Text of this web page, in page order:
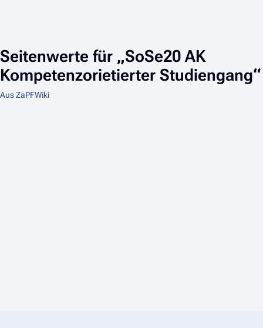
Seitenwerte für „SoSe20 AK
Kompetenzorietierter Studiengang“
Aus ZaPFWiki